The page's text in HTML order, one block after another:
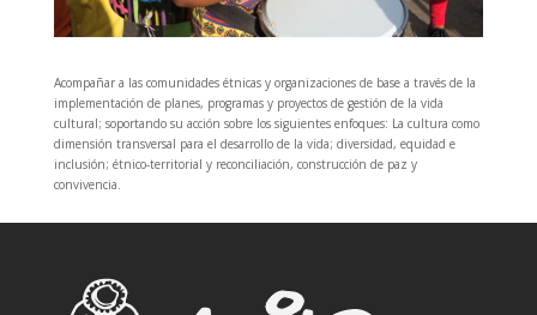
Acompañar a las comunidades étnicas y organizaciones de base a través de la
implementación de planes, programas y proyectos de gestión de la vida
cultural; soportando su acción sobre los siguientes enfoques: La cultura como
dimensión transversal para el desarrollo de la vida; diversidad, equidad e
inclusión; étnico-territorial y reconciliación, construcción de paz y
convivencia.